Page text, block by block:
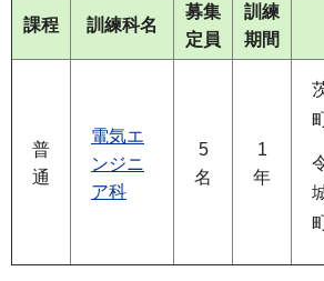
課程 訓練科名
募集
定員
訓練
期間
普
通
電気エ
ンジニ
ア科
5
名
1
年